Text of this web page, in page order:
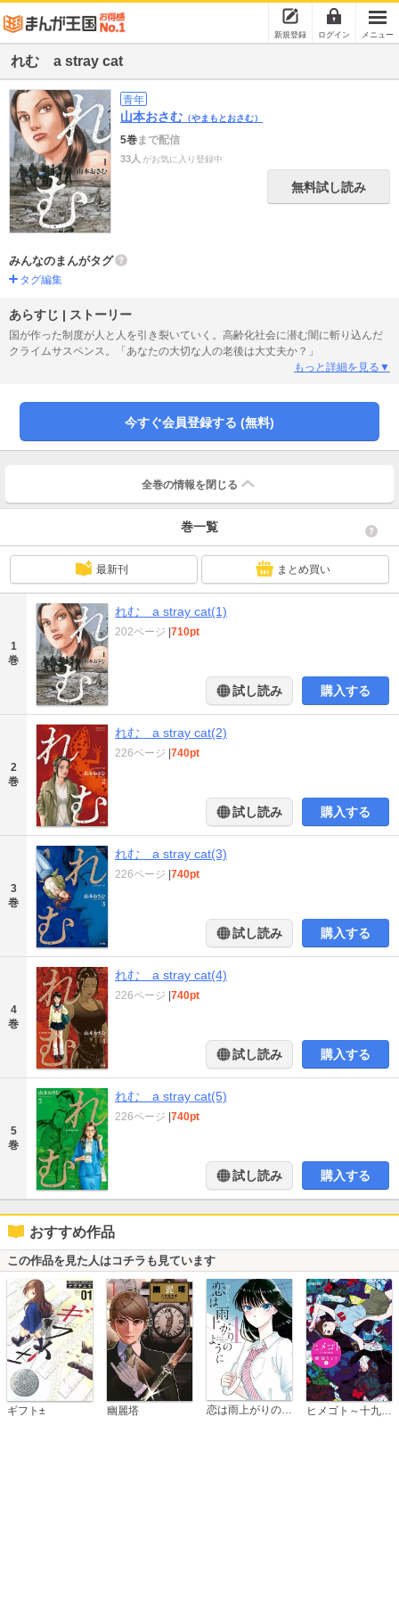
新規登録 ログイン メニュー
れむ a stray cat
青年
山本おさむ （やまもとおさむ）
5巻まで配信
33人 がお気に入り登録中
無料試し読み
みんなのまんがタグ
タグ編集
あらすじ | ストーリー
国が作った制度が人と人を引き裂いていく。高齢化社会に潜む闇に斬り込んだ
クライムサスペンス。「あなたの大切な人の老後は大丈夫か？」
もっと詳細を見る▼
今すぐ会員登録する (無料)
全巻の情報を 閉じる
巻一覧
最新刊 まとめ買い
1
巻
れむ a stray cat(1)
202ページ 710pt
試し読み 購入する
2
巻
れむ a stray cat(2)
226ページ 740pt
試し読み 購入する
3
巻
れむ a stray cat(3)
226ページ 740pt
試し読み 購入する
4
巻
れむ a stray cat(4)
226ページ 740pt
試し読み 購入する
5
巻
れむ a stray cat(5)
226ページ 740pt
試し読み 購入する
おすすめ作品
この作品を見た人はコチラも見ています
ギフト± 幽麗塔 恋は雨上がりのように